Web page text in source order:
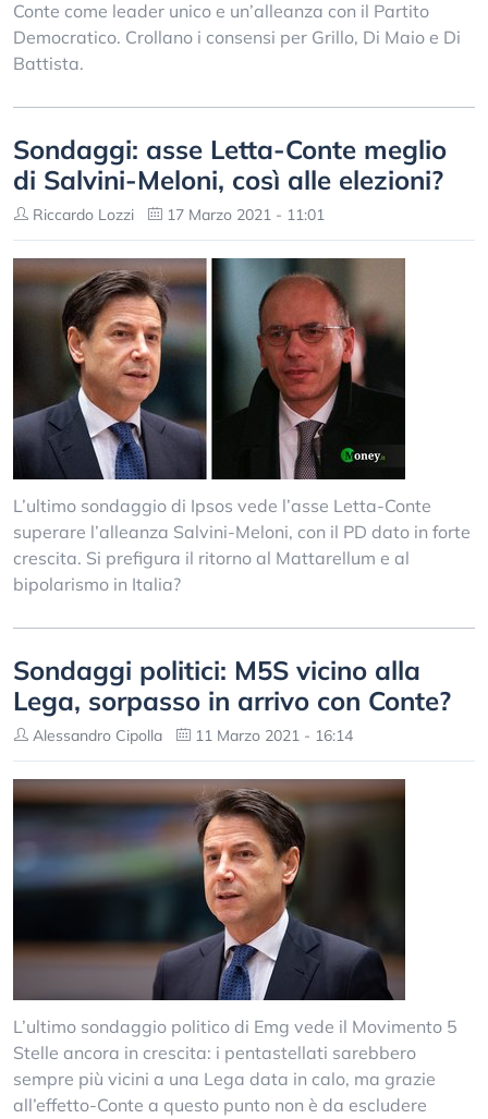
Conte come leader unico e un’alleanza con il Partito
Democratico. Crollano i consensi per Grillo, Di Maio e Di
Battista.
Sondaggi: asse Letta-Conte meglio
di Salvini-Meloni, così alle elezioni?
Riccardo Lozzi 17 Marzo 2021 - 11:01
L’ultimo sondaggio di Ipsos vede l’asse Letta-Conte
superare l’alleanza Salvini-Meloni, con il PD dato in forte
crescita. Si prefigura il ritorno al Mattarellum e al
bipolarismo in Italia?
Sondaggi politici: M5S vicino alla
Lega, sorpasso in arrivo con Conte?
Alessandro Cipolla 11 Marzo 2021 - 16:14
L’ultimo sondaggio politico di Emg vede il Movimento 5
Stelle ancora in crescita: i pentastellati sarebbero
sempre più vicini a una Lega data in calo, ma grazie
all’effetto-Conte a questo punto non è da escludere